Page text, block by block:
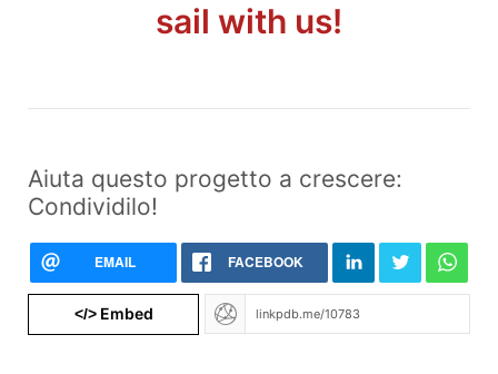
sail with us!
Aiuta questo progetto a crescere:
Condividilo!
EMAIL FACEBOOK
</>Embed